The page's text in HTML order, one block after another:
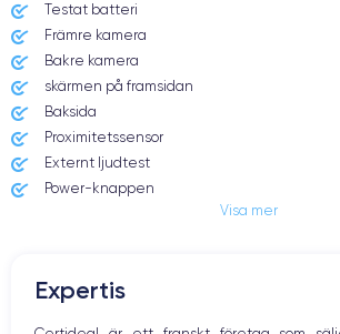
Date de sortie
7/09/2022
Dimensions
OLED 6.1 pouces
Testat batteri
Främre kamera
Bakre kamera
skärmen på framsidan
Baksida
Proximitetssensor
Externt ljudtest
Power-knappen
Högtalare
Visa mer
Expertis